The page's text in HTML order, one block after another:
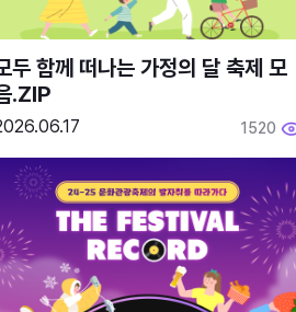
두 함께 떠나는 가정의 달 축제 모
.ZIP
1520